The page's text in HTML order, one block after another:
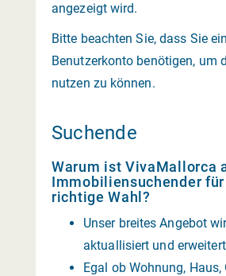
angezeigt wird.
Bitte beachten Sie, dass Sie ein
Benutzerkonto benötigen, um
nutzen zu können.
Suchende
Warum ist VivaMallorca
Immobiliensuchender
richtige Wahl?
Unser breites Angebot
aktuallisiert und erweitert
Egal ob Wohnung,